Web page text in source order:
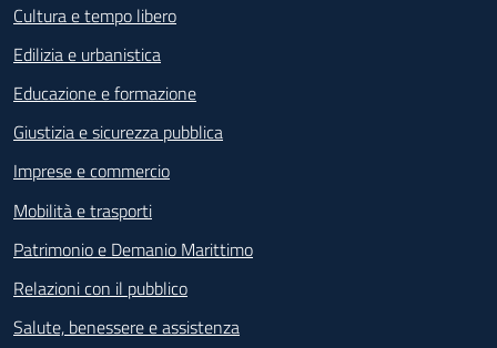
Cultura e tempo libero
Edilizia e urbanistica
Educazione e formazione
Giustizia e sicurezza pubblica
Imprese e commercio
Mobilità e trasporti
Patrimonio e Demanio Marittimo
Relazioni con il pubblico
Salute, benessere e assistenza